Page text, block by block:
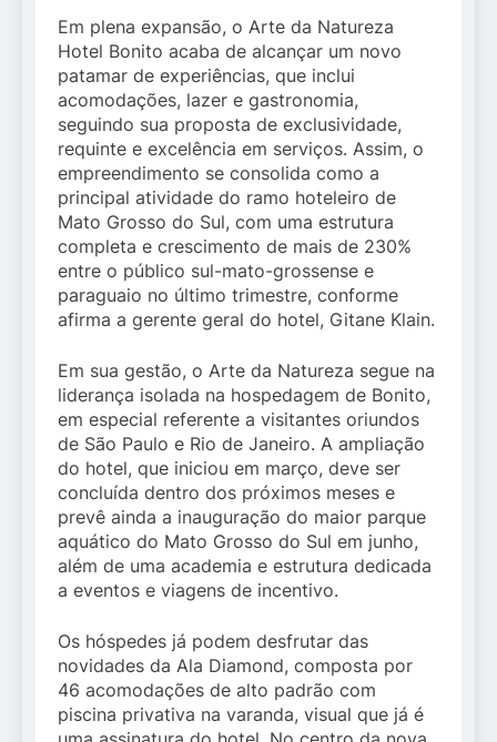
Em plena expansão, o Arte da Natureza
Hotel Bonito acaba de alcançar um novo
patamar de experiências, que inclui
acomodações, lazer e gastronomia,
seguindo sua proposta de exclusividade,
requinte e excelência em serviços. Assim, o
empreendimento se consolida como a
principal atividade do ramo hoteleiro de
Mato Grosso do Sul, com uma estrutura
completa e crescimento de mais de 230%
entre o público sul-mato-grossense e
paraguaio no último trimestre, conforme
afirma a gerente geral do hotel, Gitane Klain.
Em sua gestão, o Arte da Natureza segue na
liderança isolada na hospedagem de Bonito,
em especial referente a visitantes oriundos
de São Paulo e Rio de Janeiro. A ampliação
do hotel, que iniciou em março, deve ser
concluída dentro dos próximos meses e
prevê ainda a inauguração do maior parque
aquático do Mato Grosso do Sul em junho,
além de uma academia e estrutura dedicada
a eventos e viagens de incentivo.
Os hóspedes já podem desfrutar das
novidades da Ala Diamond, composta por
46 acomodações de alto padrão com
piscina privativa na varanda, visual que já é